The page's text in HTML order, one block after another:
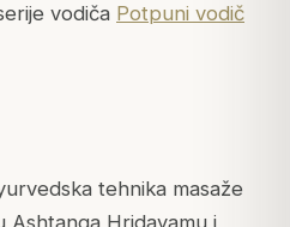
vodiča Potpuni vodič
tehnika masaže
Ashtanga Hridayamu i